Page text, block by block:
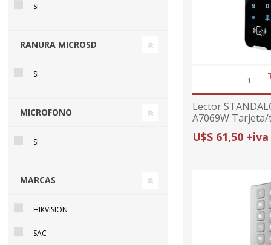
Lector
A7069W
U$S 61,50 +iva
SI
RANURA MICROSD
SI
MICROFONO
SI
MARCAS
HIKVISION
SAC